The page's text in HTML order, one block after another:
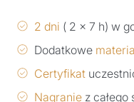
2 dni ( 2 x 7 h) w
Dodatkowe
Certyfikat
Nagranie z całego